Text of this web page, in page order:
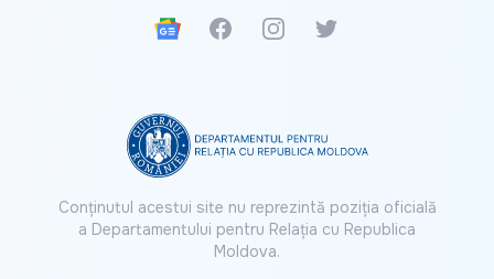
Google News
FacebookInstagramTwitter
Conținutul acestui site nu reprezintă poziția oficială
a Departamentului pentru Relația cu Republica
Moldova.